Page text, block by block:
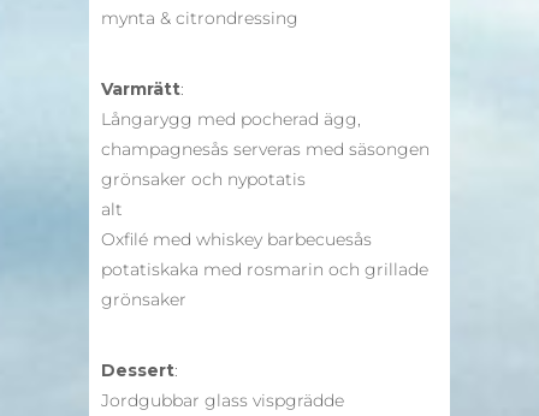
mynta & citrondressing
Varmrätt:
Långarygg med pocherad ägg,
champagnesås serveras med säsongen
grönsaker och nypotatis
alt
Oxfilé med whiskey barbecuesås
potatiskaka med rosmarin och grillade
grönsaker
Dessert:
Jordgubbar glass vispgrädde